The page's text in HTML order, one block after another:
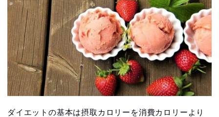
ダイエットの基本は摂取カロリーを消費カロリーより